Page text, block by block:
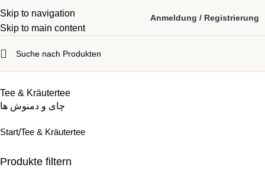
Skip to navigation
Skip to main content
Anmeldung / Registrierung
Tee & Kräutertee
چای و دمنوش‌ ها
Start Tee & Kräutertee
Produkte filtern